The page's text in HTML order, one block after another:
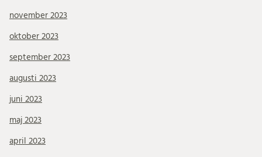
november 2023
oktober 2023
september 2023
augusti 2023
juni 2023
maj 2023
april 2023